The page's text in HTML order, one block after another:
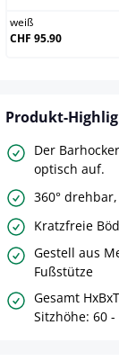
weiß
CHF 95.90
Produkt-
Der
optisch auf.
360°
Kratzfreie
Gestell aus
Fußstütze
Gesamt
Sitzhöhe: 60 -